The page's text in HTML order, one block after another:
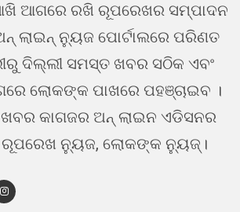
ଆଗରେ ରଖି ରୂପରେଖର ସମ୍ପାଦନ
ଲାଇନ୍ ନ୍ୟୁଜ ପୋର୍ଟାଲରେ ପରିଣତ
ଦିଲ୍ଲୀ ସମସ୍ତ ଖବର ସଠିକ ଏବଂ
ଲୋକଙ୍କ ପାଖରେ ପହଞ୍ଚାଇବ ।
ଖବର କାଗଜର ଅନ୍ ଲାଇନ ଏଡିସନର
ରୂପରେଖ ନ୍ୟୁଜ, ଲୋକଙ୍କ ନ୍ୟୁଜ୍।